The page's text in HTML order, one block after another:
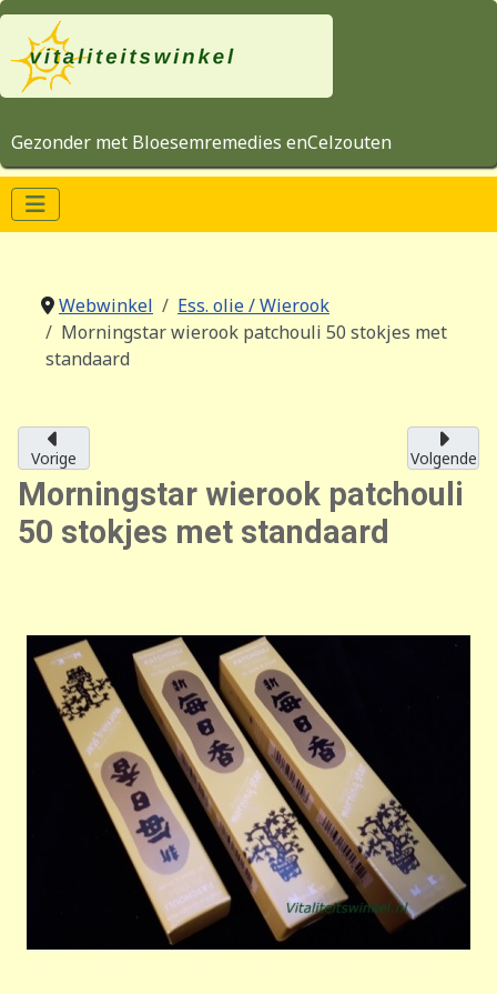
Gezonder met Bloesemremedies enCelzouten
Webwinkel
Ess. olie / Wierook
Morningstar wierook patchouli 50 stokjes met
standaard
Vorige Volgende
Morningstar wierook patchouli
50 stokjes met standaard